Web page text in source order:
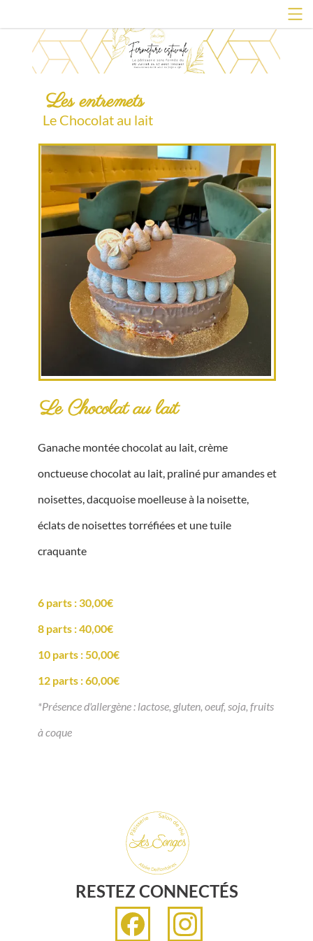
RESTEZ CONNECTÉS
Les entremets
Le Chocolat au lait
Le Chocolat au lait
Ganache montée chocolat au lait, crème
onctueuse chocolat au lait, praliné pur amandes et
noisettes, dacquoise moelleuse à la noisette,
éclats de noisettes torréfiées et une tuile
craquante
6 parts : 30,00€
8 parts : 40,00€
10 parts : 50,00€
12 parts : 60,00€
*Présence d'allergène : lactose, gluten, oeuf, soja, fruits
à coque